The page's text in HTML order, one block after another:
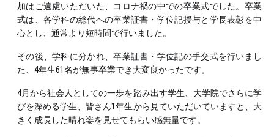
加はご遠慮いただいた、コロナ禍の中での卒業式でした。卒業
式は、各学科の総代への卒業証書・学位記授与と学長表彰を中
心とし、通常より短時間で行いました。
その後、学科に分かれ、卒業証書・学位記の手交式を行いまし
た、4年生61名が無事卒業でき大変良かったです。
4月から社会人としての一歩を踏み出す学生、大学院でさらに学
びを深める学生、皆さん1年生から見ていただいていますと、大
きく成長した晴れ姿を見せてもらい感無量です。